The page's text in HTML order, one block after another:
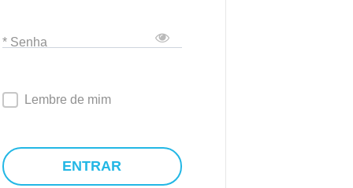
* Senha
Lembre de mim
ENTRAR